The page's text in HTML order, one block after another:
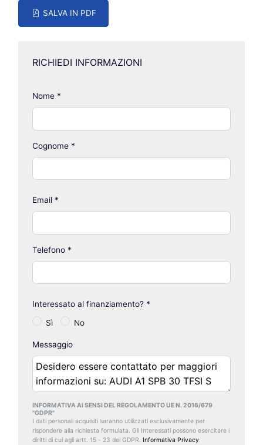
SALVA IN PDF
RICHIEDI INFORMAZIONI
Nome *
Cognome *
Email *
Telefono *
Interessato al finanziamento? *
Sì
No
Messaggio
INFORMATIVA AI SENSI DEL REGOLAMENTO UE N. 2016/679
"GDPR"
I dati personali acquisiti saranno utilizzati esclusivamente per
rispondere alla richiesta formulata. Gli Interessati possono esercitare i
diritti di cui agli artt. 15 - 23 del GDPR. Informativa Privacy.